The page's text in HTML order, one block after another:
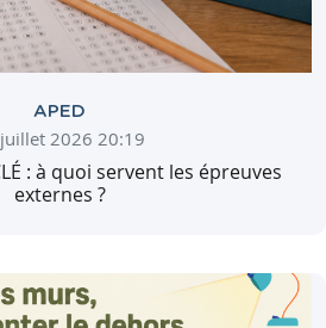
APED
2026 20:19
: à quoi servent les épreuves
externes ?